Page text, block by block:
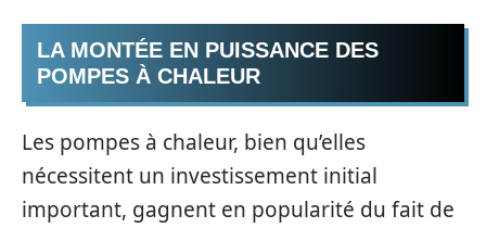
LA MONTÉE EN PUISSANCE DES
POMPES À CHALEUR
Les pompes à chaleur, bien qu’elles
nécessitent un investissement initial
important, gagnent en popularité du fait de